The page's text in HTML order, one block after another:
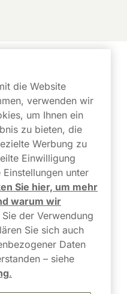
uns!
12-13) Fr: 09-17 Uhr
die Website
verwenden wir
um Ihnen ein
zu bieten, die
Werbung zu
Einwilligung
unter
Sie hier, um mehr
warum wir
Sie der Verwendung
Sie sich auch
Daten
– siehe
.